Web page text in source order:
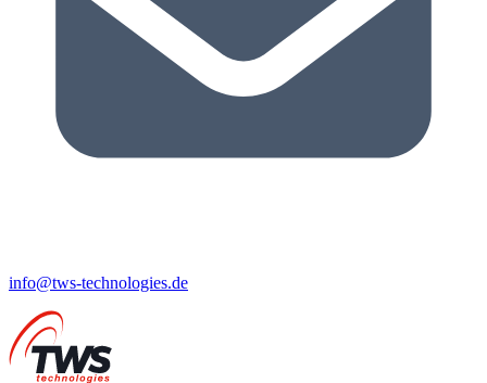
info@tws-technologies.de